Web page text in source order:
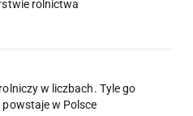
rolnictwa
w liczbach. Tyle go
powstaje w Polsce